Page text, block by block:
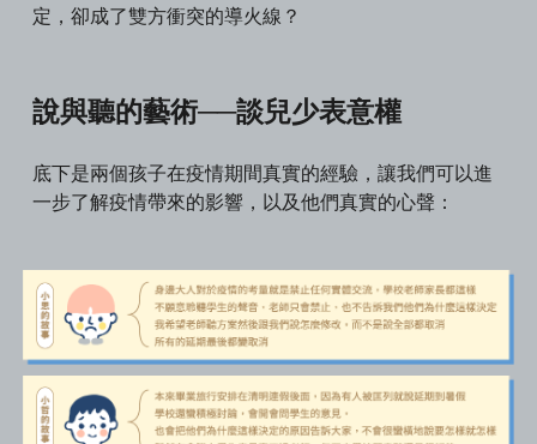
定，卻成了雙方衝突的導火線？
說與聽的藝術──談兒少表意權
底下是兩個孩子在疫情期間真實的經驗，讓我們可以進
一步了解疫情帶來的影響，以及他們真實的心聲：